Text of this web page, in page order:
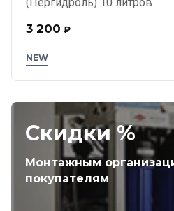
NEW
3 200 ₽
Скидки %
Монтажным
покупателям